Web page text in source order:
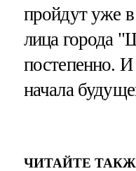
пройдут уже
лица города
постепенно.
начала
ЧИТАЙТЕ